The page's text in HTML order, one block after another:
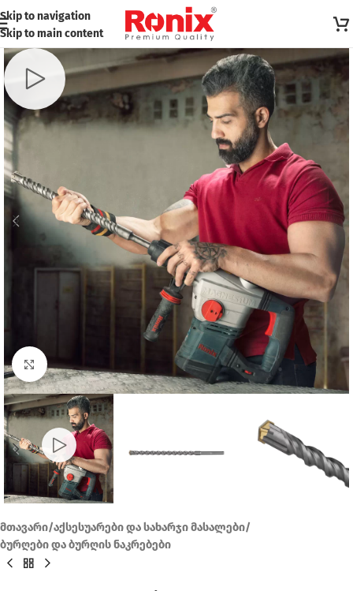
Skip to navigation
Skip to main content
Click to enlarge
მთავარი/აქსესუარები და სახარჯი მასალები/
ბურღები და ბურღის ნაკრებები